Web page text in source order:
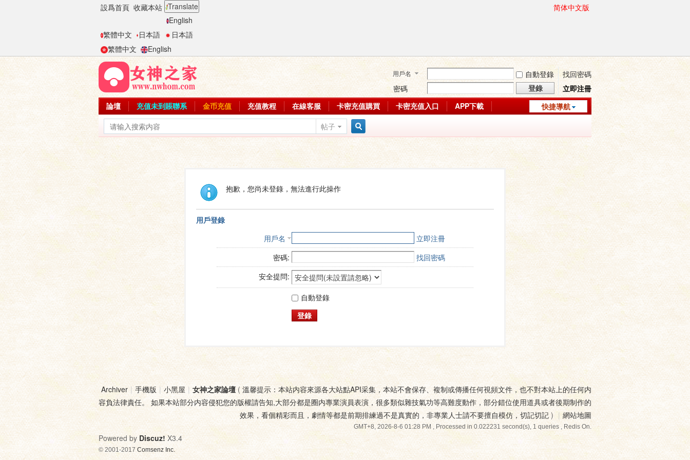
設爲首頁 收藏本站 Translate
English
繁體中文
日本語
日本語
繁體中文
English
简体中文版
用戶名 自動登錄
找回密碼
密碼
登錄
立即注冊
快捷導航
論壇 充值未到賬聯系 金币充值 充值教程 在線客服 卡密充值購買 卡密充值入口
APP下載
帖子
抱歉，您尚未登錄，無法進行此操作
用戶登錄
用戶名
立即注冊
密碼:
找回密碼
安全提問:
自動登錄
登錄
Archiver | 手機版 | 小黑屋 | 女神之家論壇( 溫馨提示：本站内容來源各大站點API采集，本站不會保存、複制或傳播任何視頻文件，也不對本站上的任何内
容負法律責任。 如果本站部分内容侵犯您的版權請告知,大部分都是圈内專業演員表演，很多類似雜技氣功等高難度動作，部分錯位使用道具或者後期制作的
效果，看個精彩而且，劇情等都是前期排練過不是真實的，非專業人士請不要擅自模仿，切記切記 ) | 網站地圖
GMT+8, 2026-8-6 01:28 PM, Processed in 0.022231 second(s), 1 queries , Redis On.
Powered by Discuz! X3.4
© 2001-2017 Comsenz Inc.